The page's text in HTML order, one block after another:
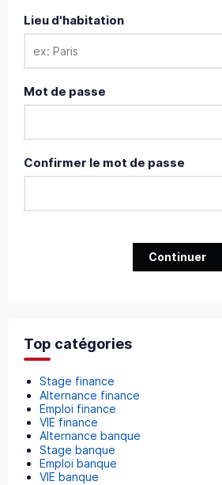
Lieu d'habitation
Mot de passe
Confirmer le mot de passe
Continuer
Top catégories
Stage finance
Alternance finance
Emploi finance
VIE finance
Alternance banque
Stage banque
Emploi banque
VIE banque